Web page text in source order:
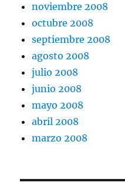
noviembre 2008
octubre 2008
septiembre 2008
agosto 2008
julio 2008
junio 2008
mayo 2008
abril 2008
marzo 2008